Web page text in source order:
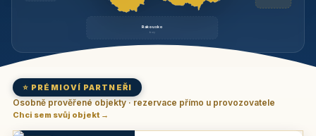
Rakousko
brzy
⭐ PRÉMIOVÍ PARTNEŘI
Osobně prověřené objekty · rezervace přímo u provozovatele
Chci sem svůj objekt →